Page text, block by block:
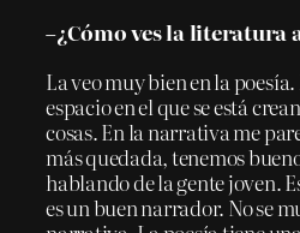
–¿Cómo ves la literatura
La veo muy bien en la
espacio en el que se está
cosas. En la narrativa me
más quedada, tenemos
hablando de la gente joven.
es un buen narrador. No se